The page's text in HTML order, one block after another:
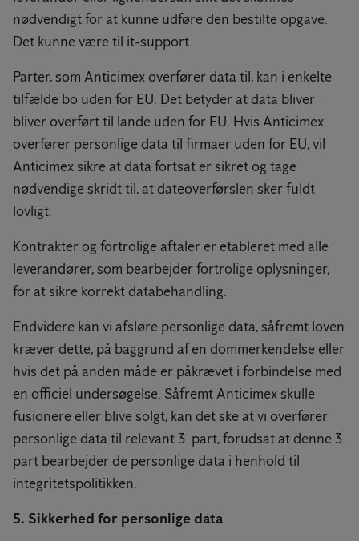
nødvendigt for at kunne udføre den bestilte opgave.
Det kunne være til it-support.
Parter, som Anticimex overfører data til, kan i enkelte
tilfælde bo uden for EU. Det betyder at data bliver
bliver overført til lande uden for EU. Hvis Anticimex
overfører personlige data til firmaer uden for EU, vil
Anticimex sikre at data fortsat er sikret og tage
nødvendige skridt til, at dateoverførslen sker fuldt
lovligt.
Kontrakter og fortrolige aftaler er etableret med alle
leverandører, som bearbejder fortrolige oplysninger,
for at sikre korrekt databehandling.
Endvidere kan vi afsløre personlige data, såfremt loven
kræver dette, på baggrund af en dommerkendelse eller
hvis det på anden måde er påkrævet i forbindelse med
en officiel undersøgelse. Såfremt Anticimex skulle
fusionere eller blive solgt, kan det ske at vi overfører
personlige data til relevant 3. part, forudsat at denne 3.
part bearbejder de personlige data i henhold til
integritetspolitikken.
5. Sikkerhed for personlige data